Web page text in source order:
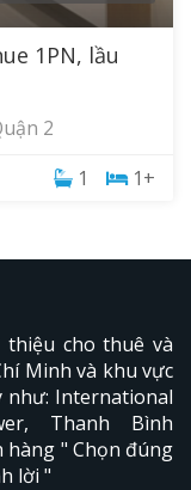
1PN, lầu
2
1+
1
thiệu cho thuê và
Minh và khu vực
như: International
Thanh Bình
hàng " Chọn đúng
lời "